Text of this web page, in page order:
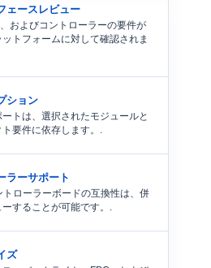
ェースレビュー
およびコントローラーの要件が
トフォームに対して確認されま
ション
トは、選択されたモジュールと
ト要件に依存します。.
ラーサポート
トローラーボードの互換性は、併
することが可能です。.
ズ